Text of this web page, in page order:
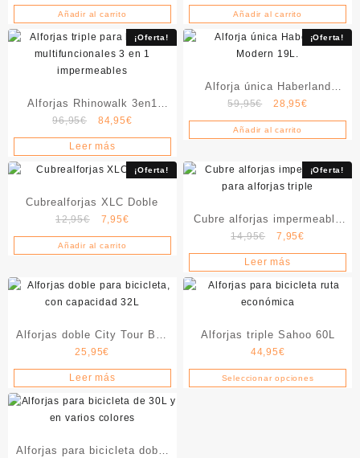
Añadir al carrito Añadir al carrito
¡Oferta!
Alforjas Rhinowalk 3en1
WaterProof 65L.
96,95€
El
precio
original
era:
84,95€El
precio
actual
es:
Leer más
¡Oferta!
Alforja única Haberland
Modern 19L.
59,95€
El
precio
original
59,95€.
28,95€El
precio
actual
28,95€.
Añadir al carrito
¡Oferta!
Cubrealforjas XLC Doble
12,95€
El
precio
original
12,95€.
7,95€El
precio
actual
7,95€.
Añadir al carrito
¡Oferta!
Cubre alforjas impermeable
para alforjas triple
14,95€
El
precio
original
era:
14,95€.
7,95€El
precio
actual
es:
Leer más
Alforjas doble City Tour BP-
32L
25,95€
Leer más
Alforjas triple Sahoo 60L
44,95€
Seleccionar opciones
Este
Alforjas para bicicleta doble